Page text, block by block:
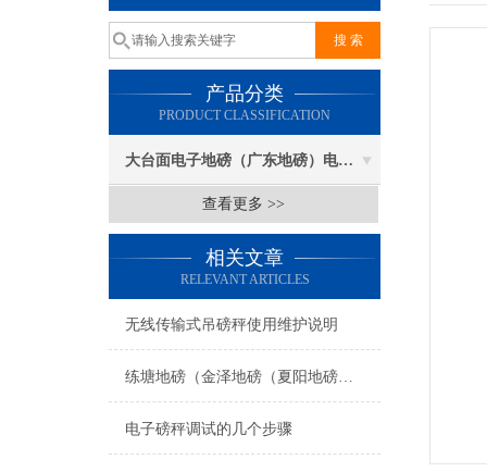
产品分类
PRODUCT CLASSIFICATION
大台面电子地磅（广东地磅）电子汽车衡
查看更多 >>
相关文章
RELEVANT ARTICLES
无线传输式吊磅秤使用维护说明
练塘地磅（金泽地磅（夏阳地磅（盈浦地磅）香花桥地磅）奉贤地磅维修
电子磅秤调试的几个步骤